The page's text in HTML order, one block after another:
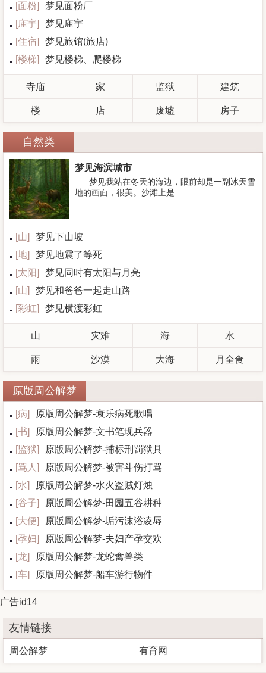
[面粉]
梦见面粉厂
[庙宇]
梦见庙宇
[住宿]
梦见旅馆(旅店)
[楼梯] 梦见楼梯、爬楼梯
寺庙 家 监狱 建筑
楼 店 废墟 房子
自然类
梦见海滨城市
梦见我站在冬天的海边，眼前却是一副冰天雪
地的画面，很美。沙滩上是...
[山]
梦见下山坡
[地]
梦见地震了等死
[太阳]
梦见同时有太阳与月亮
[山]
梦见和爸爸一起走山路
[彩虹] 梦见横渡彩虹
山 灾难 海 水
雨 沙漠 大海 月全食
原版周公解梦
[病]
原版周公解梦-衰乐病死歌唱
[书]
原版周公解梦-文书笔现兵器
[监狱]
原版周公解梦-捕标刑罚狱具
[骂人 ]
原版周公解梦-被害斗伤打骂
[水]
原版周公解梦-水火盗贼灯烛
[谷子]
原版周公解梦-田园五谷耕种
[大便]
原版周公解梦-垢污沫浴凌辱
[孕妇]
原版周公解梦-夫妇产孕交欢
[龙]
原版周公解梦-龙蛇禽兽类
[车] 原版周公解梦-船车游行物件
广告id14
友情链接
周公解梦 有育网